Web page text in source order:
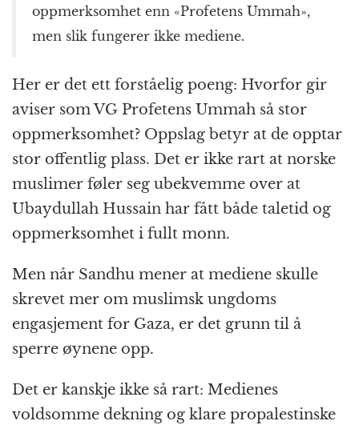
oppmerksomhet enn «Profetens Ummah»,
men slik fungerer ikke mediene.
Her er det ett forståelig poeng: Hvorfor gir
aviser som VG Profetens Ummah så stor
oppmerksomhet? Oppslag betyr at de opptar
stor offentlig plass. Det er ikke rart at norske
muslimer føler seg ubekvemme over at
Ubaydullah Hussain har fått både taletid og
oppmerksomhet i fullt monn.
Men når Sandhu mener at mediene skulle
skrevet mer om muslimsk ungdoms
engasjement for Gaza, er det grunn til å
sperre øynene opp.
Det er kanskje ikke så rart: Medienes
voldsomme dekning og klare propalestinske